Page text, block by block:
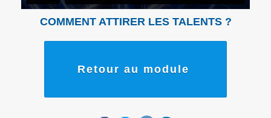
COMMENT ATTIRER LES TALENTS ?
Retour au module